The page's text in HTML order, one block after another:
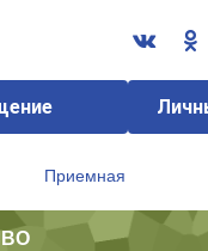
Приемная